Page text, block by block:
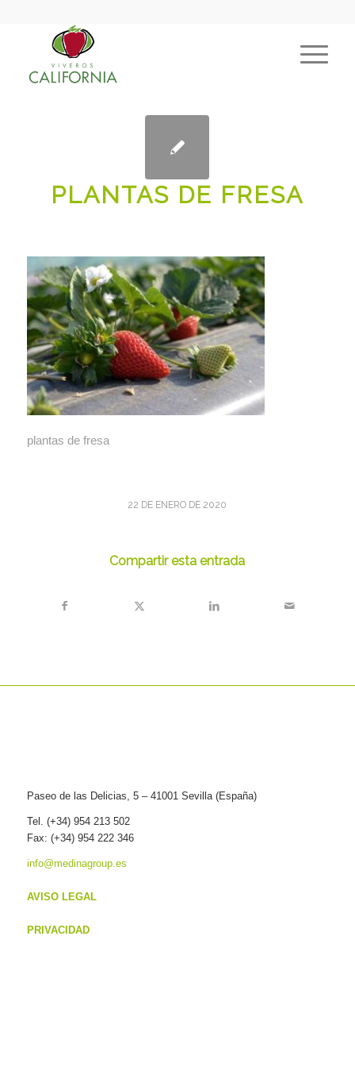
PLANTAS DE FRESA
plantas de fresa
22 DE ENERO DE 2020
Compartir esta entrada
Paseo de las Delicias, 5 – 41001 Sevilla (España)
Tel. (+34) 954 213 502
Fax: (+34) 954 222 346
info@medinagroup.es
AVISO LEGAL
PRIVACIDAD